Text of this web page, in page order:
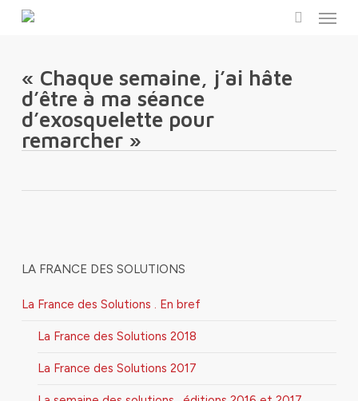
Menu
« Chaque semaine, j’ai hâte
d’être à ma séance
d’exosquelette pour
remarcher »
LA FRANCE DES SOLUTIONS
La France des Solutions . En bref
La France des Solutions 2018
La France des Solutions 2017